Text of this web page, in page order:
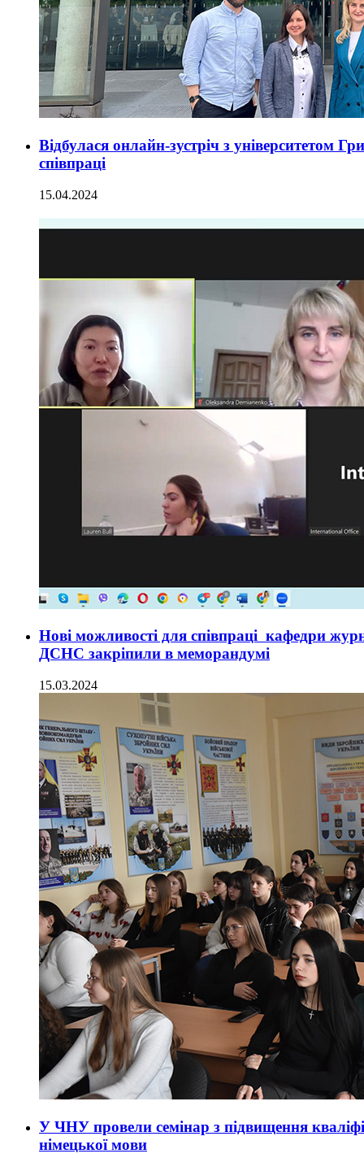
Відбулася онлайн-зустріч з університетом
співпраці
15.04.2024
Нові можливості для співпраці кафедри
ДСНС закріпили в меморандумі
15.03.2024
У ЧНУ провели семінар з підвищення
німецької мови